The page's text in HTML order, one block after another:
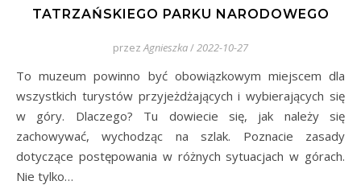
TATRZAŃSKIEGO PARKU NARODOWEGO
przez Agnieszka/2022-10-27
To muzeum powinno być obowiązkowym miejscem dla
wszystkich turystów przyjeżdżających i wybierających się
w góry. Dlaczego? Tu dowiecie się, jak należy się
zachowywać, wychodząc na szlak. Poznacie zasady
dotyczące postępowania w różnych sytuacjach w górach.
Nie tylko…